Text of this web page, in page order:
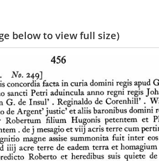
below to view full size)